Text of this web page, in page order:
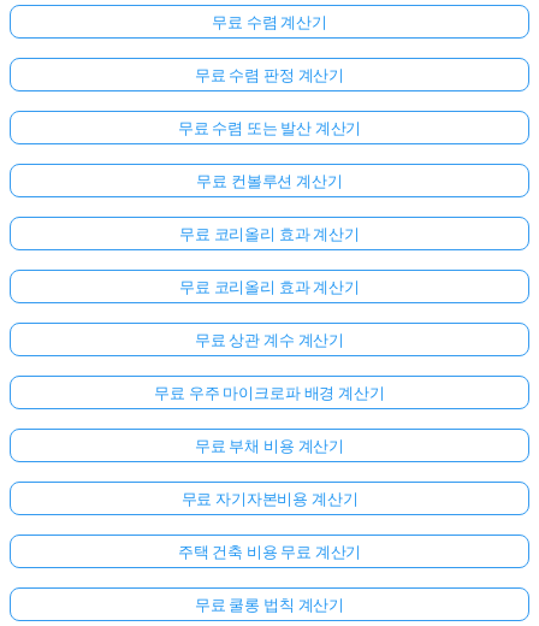
무료 수렴 계산기
무료 수렴 판정 계산기
무료 수렴 또는 발산 계산기
무료 컨볼루션 계산기
무료 코리올리 효과 계산기
무료 코리올리 효과 계산기
무료 상관 계수 계산기
무료 우주 마이크로파 배경 계산기
무료 부채 비용 계산기
무료 자기자본비용 계산기
주택 건축 비용 무료 계산기
무료 쿨롱 법칙 계산기